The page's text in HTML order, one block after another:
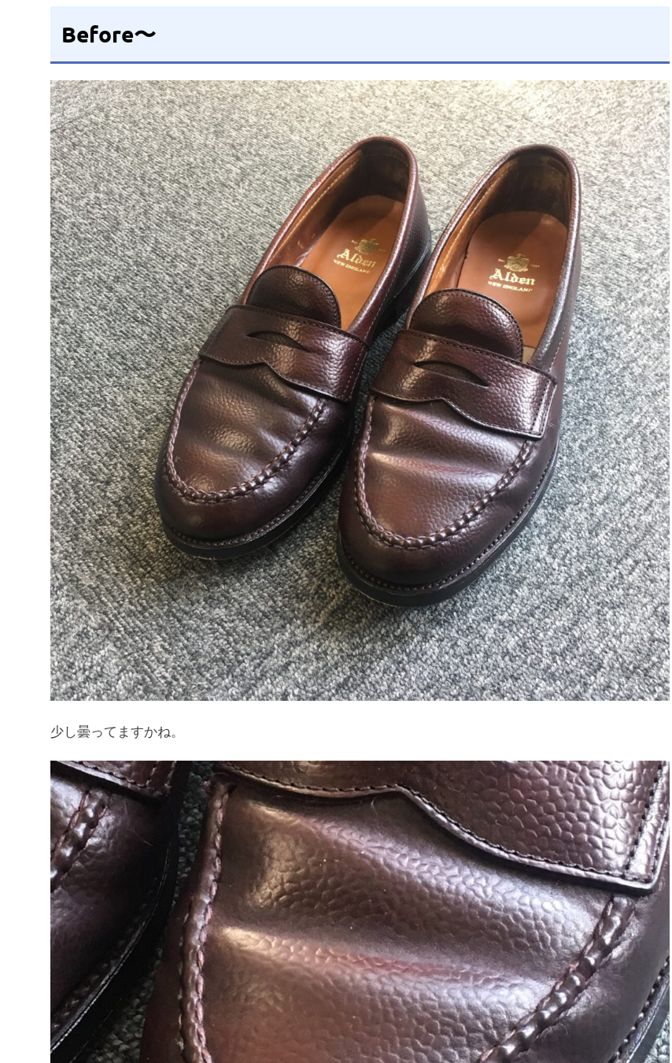
Before〜
少し曇ってますかね。